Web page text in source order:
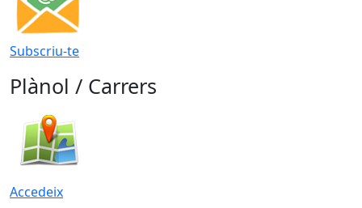
Subscriu-te
Plànol / Carrers
Accedeix